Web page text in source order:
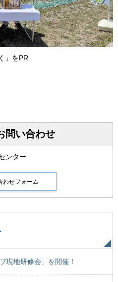
」をPR
問い合わせ
ンター
現地研修会」を開催！